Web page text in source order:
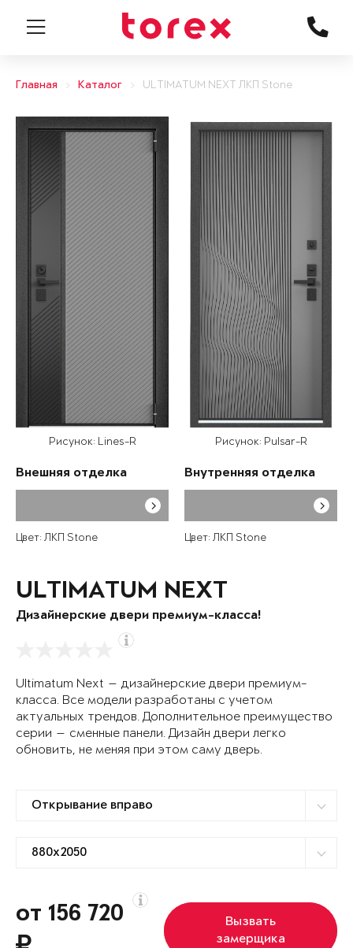
Главная Каталог ULTIMATUM NEXT ЛКП Stone
Рисунок: Lines-R
Внешняя отделка
Цвет: ЛКП Stone
Рисунок: Pulsar-R
Внутренняя отделка
Цвет: ЛКП Stone
ULTIMATUM NEXT
Дизайнерские двери премиум-класса!
Ultimatum Next — дизайнерские двери премиум-
класса. Все модели разработаны с учетом
актуальных трендов. Дополнительное преимущество
серии — сменные панели. Дизайн двери легко
обновить, не меняя при этом саму дверь.
от 156 720
Вызвать
замерщика